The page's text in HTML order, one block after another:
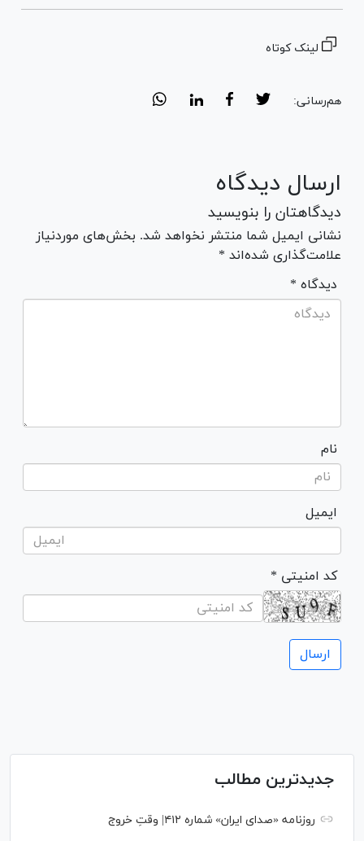
لینک کوتاه
هم‌رسانی:
ارسال دیدگاه
دیدگاهتان را بنویسید
نشانی ایمیل شما منتشر نخواهد شد. بخش‌های موردنیاز
علامت‌گذاری شده‌اند *
* دیدگاه
نام
ایمیل
* کد امنیتی
جدیدترین مطالب
روزنامه «صدای ایران» شماره ۴۱۲| وقتِ خروج